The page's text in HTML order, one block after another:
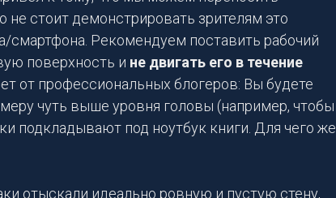
не стоит демонстрировать зрителям это
смартфона. Рекомендуем поставить рабочий
поверхность и не двигать его в течение
от профессиональных блогеров: Вы будете
чуть выше уровня головы (например, чтобы
подкладывают под ноутбук книги. Для чего же
отыскали идеально ровную и пустую стену,